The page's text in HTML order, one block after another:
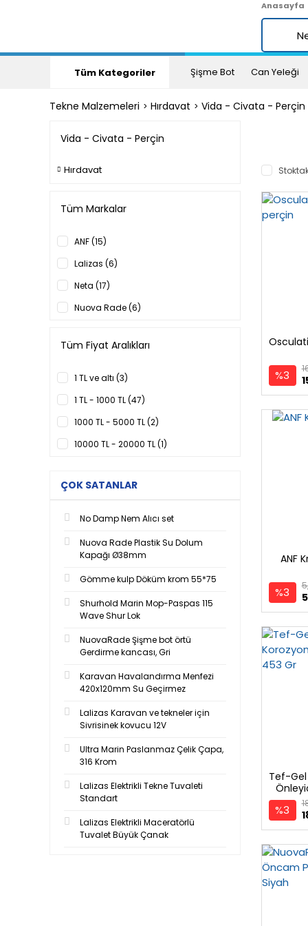
Anasayfa
Tüm Kategoriler Şişme Bot Can Yeleği
Tekne Malzemeleri Hırdavat Vida - Civata - Perçin
Vida - Civata - Perçin
Hırdavat
Tüm Markalar
ANF (15)
Lalizas (6)
Neta (17)
Nuova Rade (6)
Standart Fastenting (3)
Tef-Gel® (1)
TMC (1)
Yachticon (1)
Tüm Fiyat Aralıkları
1 TL ve altı (3)
1 TL - 1000 TL (47)
1000 TL - 5000 TL (2)
10000 TL - 20000 TL (1)
ÇOK SATANLAR
No Damp Nem Alıcı set
Nuova Rade Plastik Su Dolum
Kapağı Ø38mm
Gömme kulp Döküm krom 55*75
Shurhold Marin Mop-Paspas 115
Wave Shur Lok
NuovaRade Şişme bot örtü
Gerdirme kancası, Gri
Karavan Havalandırma Menfezi
420x120mm Su Geçirmez
Lalizas Karavan ve tekneler için
Sivrisinek kovucu 12V
Ultra Marin Paslanmaz Çelik Çapa,
316 Krom
Lalizas Elektrikli Tekne Tuvaleti
Standart
Lalizas Elektrikli Maceratörlü
Tuvalet Büyük Çanak
%3
ANF
%3
Tef-Gel
%3